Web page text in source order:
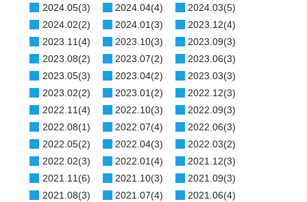
2024.05(3)
2024.04(4)
2024.03(5)
2024.02(2)
2024.01(3)
2023.12(4)
2023.11(4)
2023.10(3)
2023.09(3)
2023.08(2)
2023.07(2)
2023.06(3)
2023.05(3)
2023.04(2)
2023.03(3)
2023.02(2)
2023.01(2)
2022.12(3)
2022.11(4)
2022.10(3)
2022.09(3)
2022.08(1)
2022.07(4)
2022.06(3)
2022.05(2)
2022.04(3)
2022.03(2)
2022.02(3)
2022.01(4)
2021.12(3)
2021.11(6)
2021.10(3)
2021.09(3)
2021.08(3)
2021.07(4)
2021.06(4)